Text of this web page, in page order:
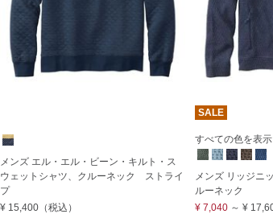
メンズ エル・エル・ビーン・キルト・ス
ウェットシャツ、クルーネック ストライ
プ
¥ 15,400（税込）
SALE
すべての色を表
メンズ リッジニ
ルーネック
¥ 7,040 ～¥